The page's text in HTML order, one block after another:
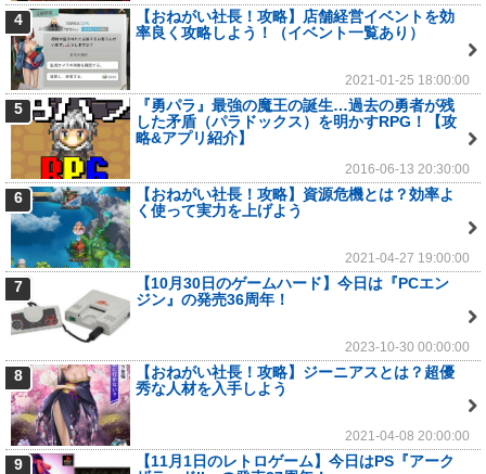
4
【おねがい社長！攻略】店舗経営イベントを効
率良く攻略しよう！（イベント一覧あり）
2021-01-25 18:00:00
5
『勇パラ』最強の魔王の誕生…過去の勇者が残
した矛盾（パラドックス）を明かすRPG！【攻
略&アプリ紹介】
2016-06-13 20:30:00
6
【おねがい社長！攻略】資源危機とは？効率よ
く使って実力を上げよう
2021-04-27 19:00:00
7
【10月30日のゲームハード】今日は『PCエン
ジン』の発売36周年！
2023-10-30 00:00:00
8
【おねがい社長！攻略】ジーニアスとは？超優
秀な人材を入手しよう
2021-04-08 20:00:00
9
【11月1日のレトロゲーム】今日はPS『アーク